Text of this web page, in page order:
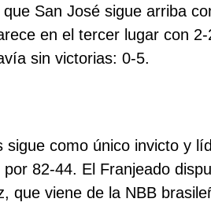
San José sigue arriba
en el tercer lugar con
sin victorias: 0-5.
como único invicto y
82-44. El Franjeado
que viene de la NBB